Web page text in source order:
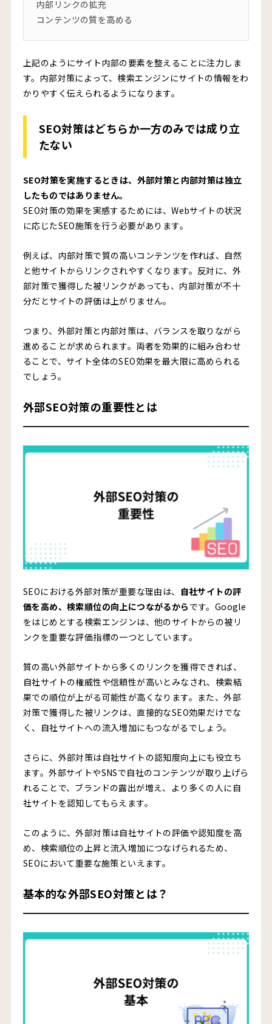
内部リンクの拡充
コンテンツの質を高める
上記のようにサイト内部の要素を整えることに注力しま
す。内部対策によって、検索エンジンにサイトの情報をわ
かりやすく伝えられるようになります。
SEO対策はどちらか一方のみでは成り立
たない
SEO対策を実施するときは、外部対策と内部対策は独立
したものではありません。
SEO対策の効果を実感するためには、Webサイトの状況
に応じたSEO施策を行う必要があります。
例えば、内部対策で質の高いコンテンツを作れば、自然
と他サイトからリンクされやすくなります。反対に、外
部対策で獲得した被リンクがあっても、内部対策が不十
分だとサイトの評価は上がりません。
つまり、外部対策と内部対策は、バランスを取りながら
進めることが求められます。両者を効果的に組み合わせ
ることで、サイト全体のSEO効果を最大限に高められる
でしょう。
外部SEO対策の重要性とは
SEOにおける外部対策が重要な理由は、
自社サイトの評
価を高め、検索順位の向上につながるから です。Google
をはじめとする検索エンジンは、他のサイトからの被リ
ンクを重要な評価指標の一つとしています。
質の高い外部サイトから多くのリンクを獲得できれば、
自社サイトの権威性や信頼性が高いとみなされ、検索結
果での順位が上がる可能性が高くなります。また、外部
対策で獲得した被リンクは、直接的なSEO効果だけでな
く、自社サイトへの流入増加にもつながるでしょう。
さらに、外部対策は自社サイトの認知度向上にも役立ち
ます。外部サイトやSNSで自社のコンテンツが取り上げら
れることで、ブランドの露出が増え、より多くの人に自
社サイトを認知してもらえます。
このように、外部対策は自社サイトの評価や認知度を高
め、検索順位の上昇と流入増加につなげられるため、
SEOにおいて重要な施策といえます。
基本的な外部SEO対策とは？